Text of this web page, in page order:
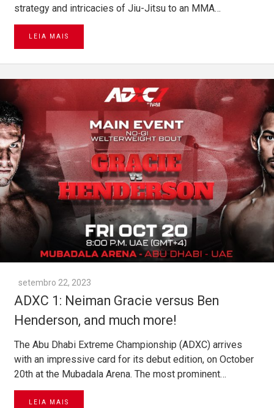
strategy and intricacies of Jiu-Jitsu to an MMA…
LEIA MAIS
setembro 22, 2023
ADXC 1: Neiman Gracie versus Ben
Henderson, and much more!
The Abu Dhabi Extreme Championship (ADXC) arrives
with an impressive card for its debut edition, on October
20th at the Mubadala Arena. The most prominent…
LEIA MAIS